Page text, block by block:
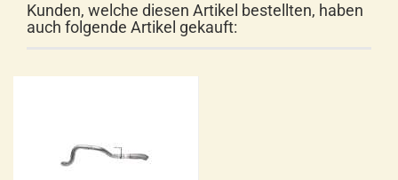
Kunden, welche diesen Artikel bestellten, haben
auch folgende Artikel gekauft: